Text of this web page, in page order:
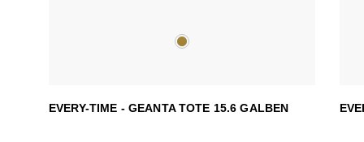
EVERY-TIME - GEANTA TOTE 15.6 GALBEN